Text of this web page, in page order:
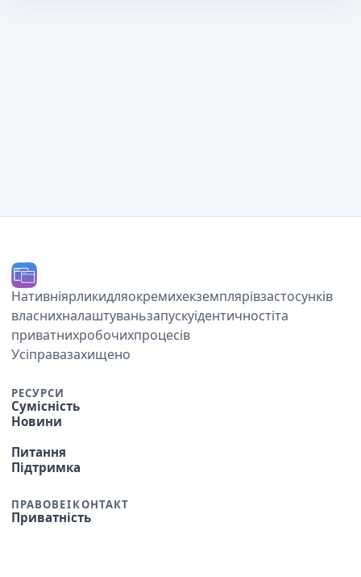
Нативні macOS-ярлики для окремих екземплярів застосунків,
власних налаштувань запуску, Dock-ідентичності та
приватних робочих процесів.
© 2026 Ihor July. Усі права захищено.
РЕСУРСИ
Сумісність
Новини
Питання
Підтримка
ПРАВОВЕ І КОНТАКТ
Приватність